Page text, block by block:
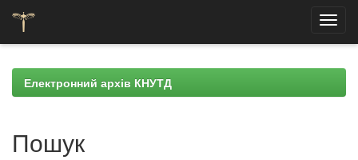
navigationЕлектронний архів КНУТД
Пошук